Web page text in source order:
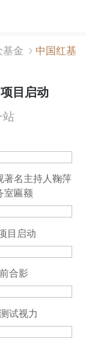
基金
中国红基
目启动
站
著名主持人鞠萍
室匾额
目启动
合影
试视力